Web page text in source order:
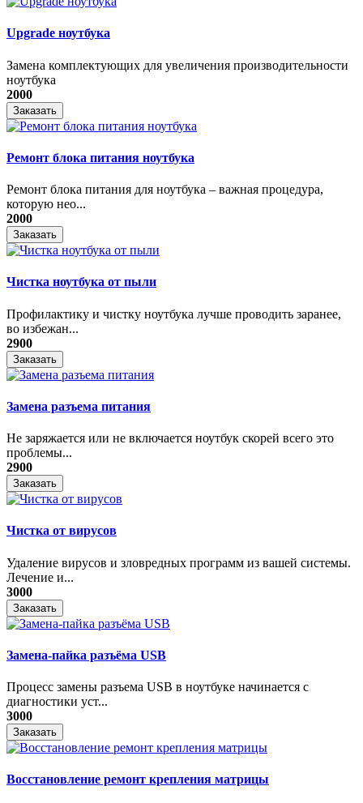
Upgrade ноутбука
Замена комплектующих для увеличения производительности
ноутбука
2000
Заказать
Ремонт блока питания ноутбука
​Ремонт блока питания для ноутбука – важная процедура,
которую нео...
2000
Заказать
Чистка ноутбука от пыли
Профилактику и чистку ноутбука лучше проводить заранее,
во избежан...
2900
Заказать
Замена разъема питания
Не заряжается или не включается ноутбук скорей всего это
проблемы...
2900
Заказать
Чистка от вирусов
Удаление вирусов и зловредных программ из вашей системы.
Лечение и...
3000
Заказать
Замена-пайка разъёма USB
Процесс замены разъема USB в ноутбуке начинается с
диагностики уст...
3000
Заказать
Восстановление ремонт крепления матрицы